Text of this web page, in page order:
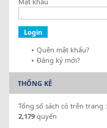
Quên mật khẩu?
Đăng ký mới?
THỐNG KÊ
Tổng số sách có trên trang :
2,179 quyển